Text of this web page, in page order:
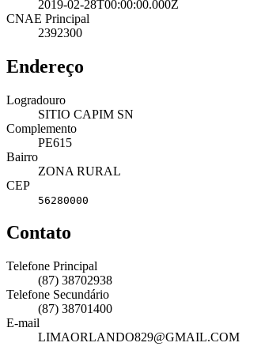
2019-02-28T00:00:00.000Z
CNAE Principal
2392300
Endereço
Logradouro
SITIO CAPIM SN
Complemento
PE615
Bairro
ZONA RURAL
CEP
56280000
Contato
Telefone Principal
(87) 38702938
Telefone Secundário
(87) 38701400
E-mail
LIMAORLANDO829@GMAIL.COM